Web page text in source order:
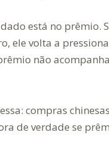
está no prêmio.
ele volta a
não
compras
de verdade se